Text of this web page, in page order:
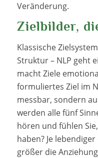
Veränderung.
Zielbilder,
Klassische
Struktur – NLP geht
macht Ziele
formuliertes Ziel im
messbar, sondern
werden alle fünf
hören und fühlen
haben? Je
größer die